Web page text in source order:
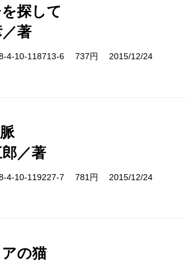
探して
著
4-10-118713-6 737円 2015/12/24
／著
4-10-119227-7 781円 2015/12/24
の猫